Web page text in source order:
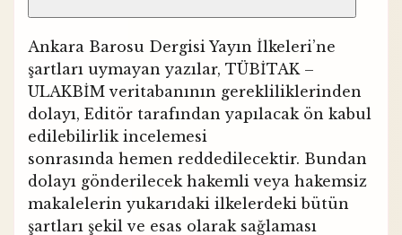
Ankara Barosu Dergisi Yayın İlkeleri’ne
şartları uymayan yazılar, TÜBİTAK –
ULAKBİM veritabanının gerekliliklerinden
dolayı, Editör tarafından yapılacak ön kabul
edilebilirlik incelemesi
sonrasında hemen reddedilecektir. Bundan
dolayı gönderilecek hakemli veya hakemsiz
makalelerin yukarıdaki ilkelerdeki bütün
şartları şekil ve esas olarak sağlaması